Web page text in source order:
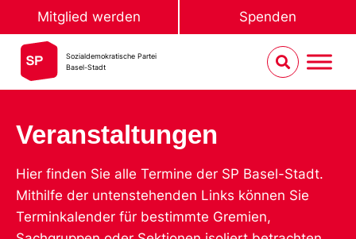
Mitglied werden Spenden
Sozialdemokratische Partei
Basel-Stadt
Veranstaltungen
Hier finden Sie alle Termine der SP Basel-Stadt.
Mithilfe der untenstehenden Links können Sie
Terminkalender für bestimmte Gremien,